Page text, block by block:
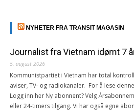
NYHETER FRA TRANSIT MAGASIN
Journalist fra Vietnam idømt 7
5. august 2026
Kommunistpartiet i Vietnam har total
aviser, TV- og radiokanaler. For å lese
Logg inn her Ny abonnent? Velg
eller 24-timers tilgang. Vi har også egne